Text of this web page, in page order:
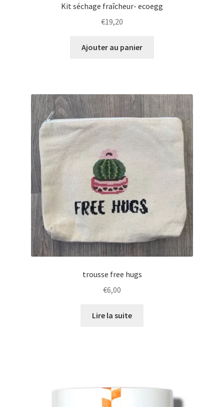
Kit séchage fraîcheur- ecoegg
€19,20
Ajouter au panier
trousse free hugs
€6,00
Lire la suite